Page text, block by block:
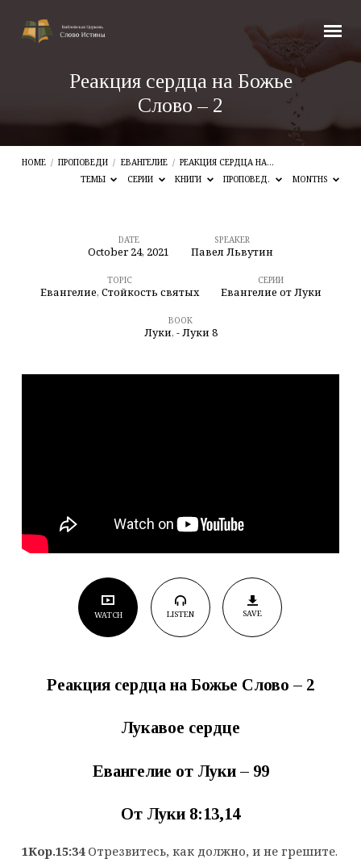
Реакция сердца на Божье
Слово – 2
HOME / ПРОПОВЕДИ / ЕВАНГЕЛИЕ / РЕАКЦИЯ СЕРДЦА НА…
ТЕМЫ
СЕРИИ КНИГИ ПРОПОВЕД. MONTHS
Реакция
сердца
–
DATE
October 24, 2021
SPEAKER
Павел Львутин
TOPIC
Евангелие, Стойкость святых
СЕРИИ
Евангелие от Луки
BOOK
Луки, - Луки 8
WATCH LISTEN SAVE
Реакция сердца на Божье Слово – 2
Лукавое сердце
Евангелие от Луки – 99
От Луки 8:13,14
1Кор.15:34Отрезвитесь, как должно, и не грешите.